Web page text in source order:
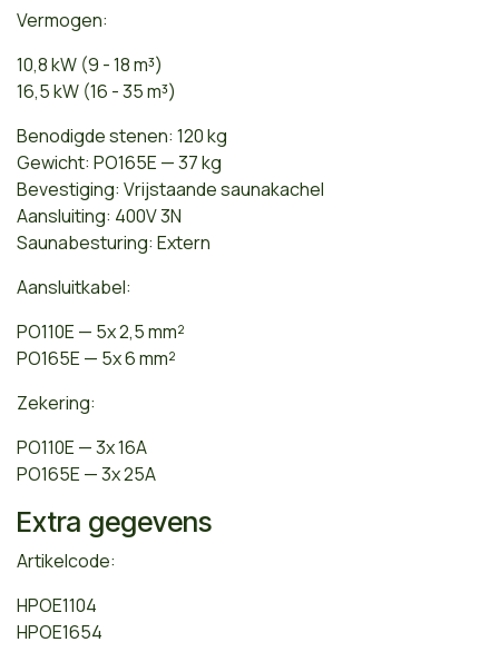
Vermogen:
10,8 kW (9 - 18 m³)
16,5 kW (16 - 35 m³)
Benodigde stenen: 120 kg
Gewicht: PO165E — 37 kg
Bevestiging: Vrijstaande saunakachel
Aansluiting: 400V 3N
Saunabesturing: Extern
Aansluitkabel:
PO110E — 5x 2,5 mm²
PO165E — 5x 6 mm²
Zekering:
PO110E — 3x 16A
PO165E — 3x 25A
Extra gegevens
Artikelcode:
HPOE1104
HPOE1654